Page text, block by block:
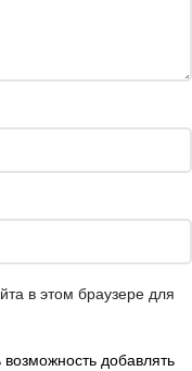
в этом браузере для
добавлять